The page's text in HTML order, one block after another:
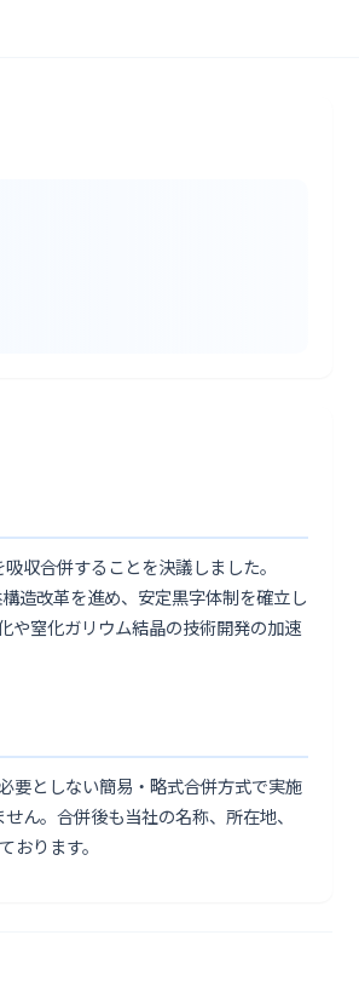
収合併することを決議しました。
造改革を進め、安定黒字体制を確立し
や窒化ガリウム結晶の技術開発の加速
要としない簡易・略式合併方式で実施
ん。合併後も当社の名称、所在地、
ります。